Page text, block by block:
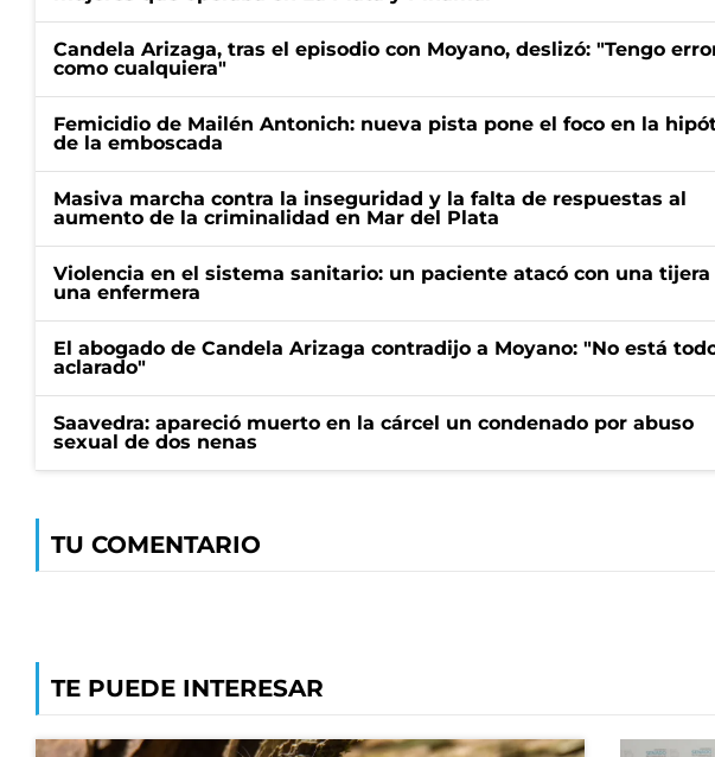
Candela Arizaga, tras el episodio con Moyano, deslizó: "Tengo
como cualquiera"
Femicidio de Mailén Antonich: nueva pista pone el foco en la
de la emboscada
Masiva marcha contra la inseguridad y la falta de respuestas al
aumento de la criminalidad en Mar del Plata
Violencia en el sistema sanitario: un paciente atacó con una tijera
una enfermera
El abogado de Candela Arizaga contradijo a Moyano: "No está
aclarado"
Saavedra: apareció muerto en la cárcel un condenado por abuso
sexual de dos nenas
TU COMENTARIO
TE PUEDE INTERESAR